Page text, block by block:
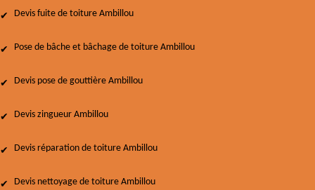
Devis fuite de toiture Ambillou
Pose de bâche et bâchage de toiture Ambillou
Devis pose de gouttière Ambillou
Devis zingueur Ambillou
Devis réparation de toiture Ambillou
Devis nettoyage de toiture Ambillou